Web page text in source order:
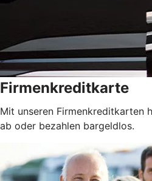
Firmenkreditkarte
Mit unseren Firmenkreditkarten
ab oder bezahlen bargeldlos.